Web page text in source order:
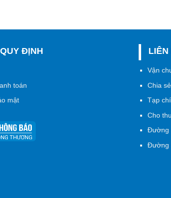
ĐỊNH
toán
mật
LIÊN
Vận
Chia
Tạp
Cho
Đường
Đường